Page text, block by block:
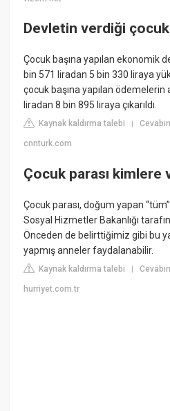
Devletin verdiği çocuk
Çocuk başına yapılan ekonomik
bin 571 liradan 5 bin 330 liraya
çocuk başına yapılan ödemelerin
liradan 8 bin 895 liraya çıkarıldı.
Kaynak kaldırma talebi |
cnnturk.com
Çocuk parası kimlere
Çocuk parası, doğum yapan
Sosyal Hizmetler Bakanlığı
Önceden de belirttiğimiz gibi bu
yapmış anneler faydalanabilir.
Kaynak kaldırma talebi |
hurriyet.com.tr